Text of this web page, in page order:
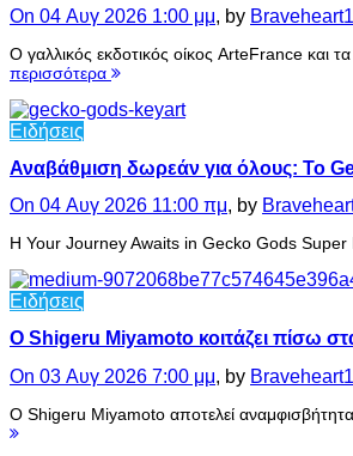
On 04 Αυγ 2026 1:00 μμ, by
Ο γαλλικός εκδοτικός οίκος ArteFrance και
περισσότερα
Ειδήσεις
Αναβάθμιση δωρεάν για όλους: Το
On 04 Αυγ 2026 11:00 πμ, by
Η Your Journey Awaits in Gecko Gods Super
Ειδήσεις
Ο Shigeru Miyamoto κοιτάζει πίσω
On 03 Αυγ 2026 7:00 μμ, by
Ο Shigeru Miyamoto αποτελεί